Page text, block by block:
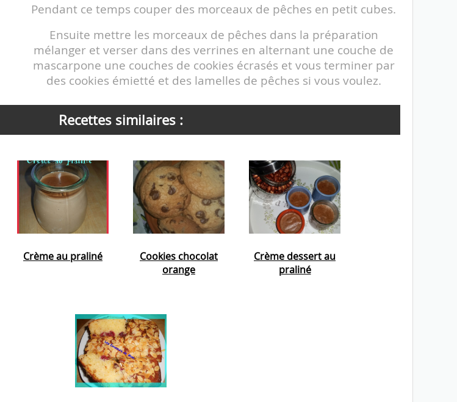
Pendant ce temps couper des morceaux de pêches en petit cubes.
Ensuite mettre les morceaux de pêches dans la préparation
mélanger et verser dans des verrines en alternant une couche de
mascarpone une couches de cookies écrasés et vous terminer par
des cookies émietté et des lamelles de pêches si vous voulez.
Recettes similaires :
Crème au praliné
Cookies chocolat
orange
Crème dessert au
praliné